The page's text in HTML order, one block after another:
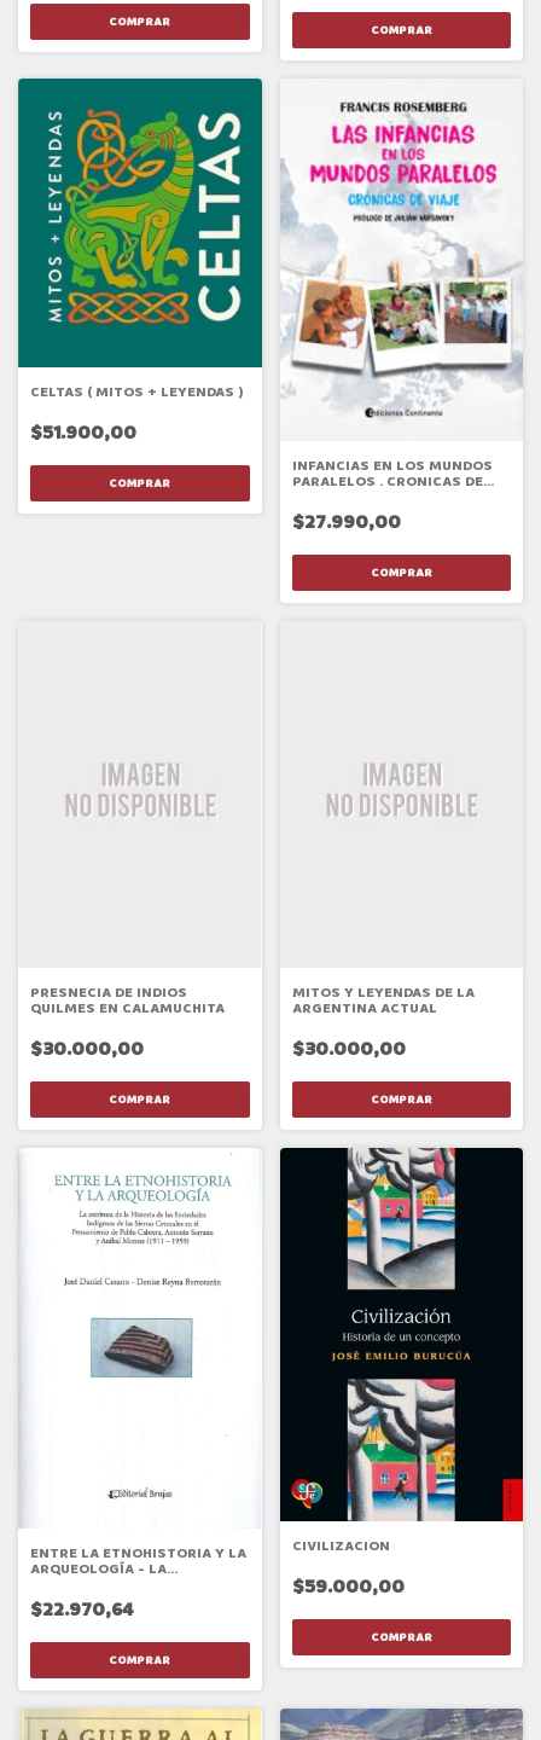
CELTAS ( MITOS + LEYENDAS )
$51.900,00
INFANCIAS EN LOS MUNDOS
PARALELOS . CRONICAS DE
$27.990,00
PRESNECIA DE INDIOS
QUILMES EN CALAMUCHITA
$30.000,00
MITOS Y LEYENDAS DE LA
ARGENTINA ACTUAL
$30.000,00
ENTRE LA ETNOHISTORIA Y LA
ARQUEOLOGÍA - LA
LAS SOCIEDADES INDÍGENAS
DE
$22.970,64
CIVILIZACION
$59.000,00